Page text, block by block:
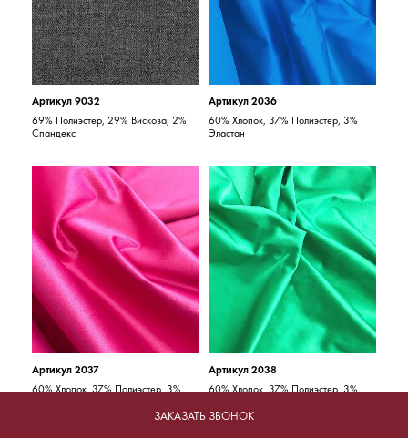
ЗАКАЗАТЬ ЗВОНОК
Артикул 9032
69% Полиэстер, 29% Вискоза, 2%
Спандекс
Артикул 2036
60% Хлопок, 37% Полиэстер, 3%
Эластан
Артикул 2037
60% Хлопок, 37% Полиэстер, 3%
Артикул 2038
60% Хлопок, 37% Полиэстер, 3%